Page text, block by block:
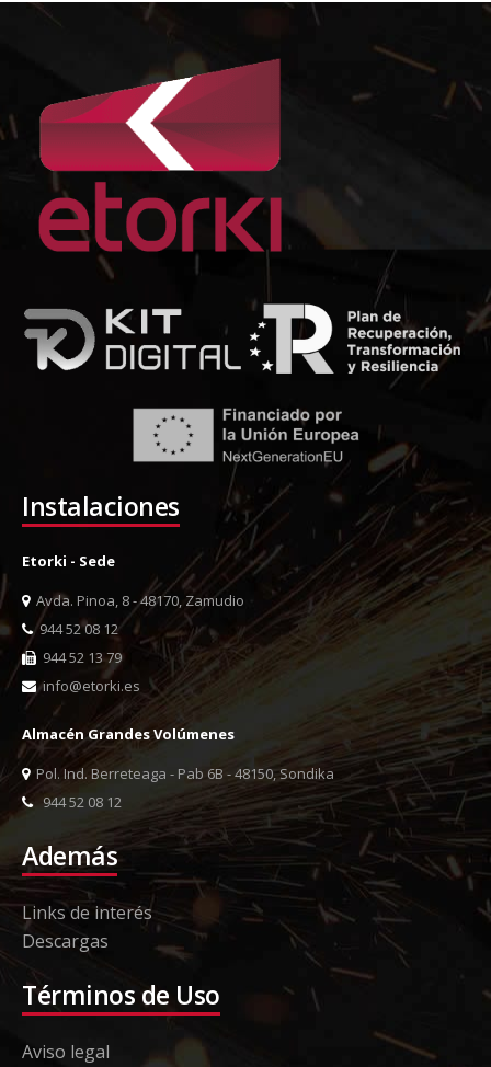
Instalaciones
Etorki - Sede
Avda. Pinoa, 8 - 48170, Zamudio
944 52 08 12
944 52 13 79
info@etorki.es
Almacén Grandes Volúmenes
Pol. Ind. Berreteaga - Pab 6B - 48150, Sondika
944 52 08 12
Además
Links de interés
Descargas
Términos de Uso
Aviso legal